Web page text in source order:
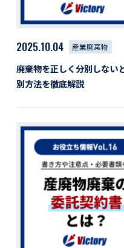
2025.10.04 産業廃棄物
廃棄物を正しく分別しない
別方法を徹底解説